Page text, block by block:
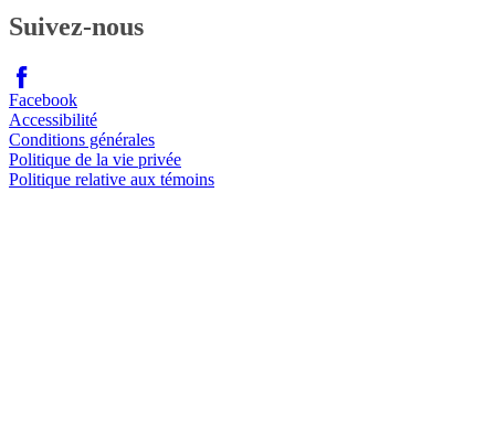
Suivez-nous
Facebook
Accessibilité
Conditions générales
Politique de la vie privée
Politique relative aux témoins